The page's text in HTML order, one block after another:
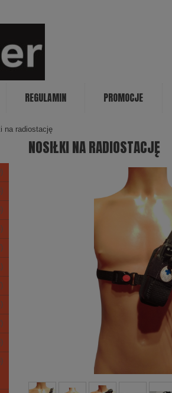
REGULAMIN PROMOCJE
na radiostację
NOSIŁKI NA RADIOSTACJĘ